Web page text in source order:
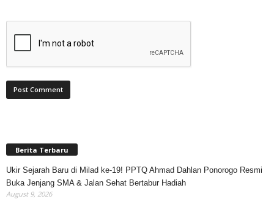
Berita Terbaru
Ukir Sejarah Baru di Milad ke-19! PPTQ Ahmad Dahlan Ponorogo Resmi
Buka Jenjang SMA & Jalan Sehat Bertabur Hadiah
August 9, 2026